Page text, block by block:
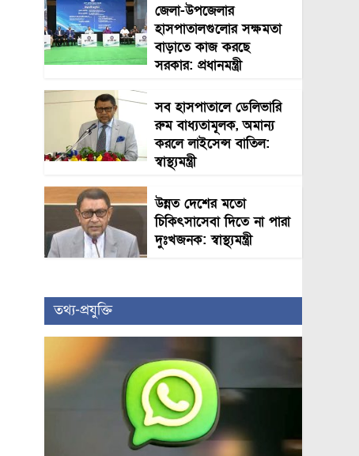
জেলা-উপজেলার
হাসপাতালগুলোর সক্ষমতা
বাড়াতে কাজ করছে
সরকার: প্রধানমন্ত্রী
সব হাসপাতালে ডেলিভারি
রুম বাধ্যতামূলক, অমান্য
করলে লাইসেন্স বাতিল:
স্বাস্থ্যমন্ত্রী
উন্নত দেশের মতো
চিকিৎসাসেবা দিতে না পারা
দুঃখজনক: স্বাস্থ্যমন্ত্রী
তথ্য-প্রযুক্তি